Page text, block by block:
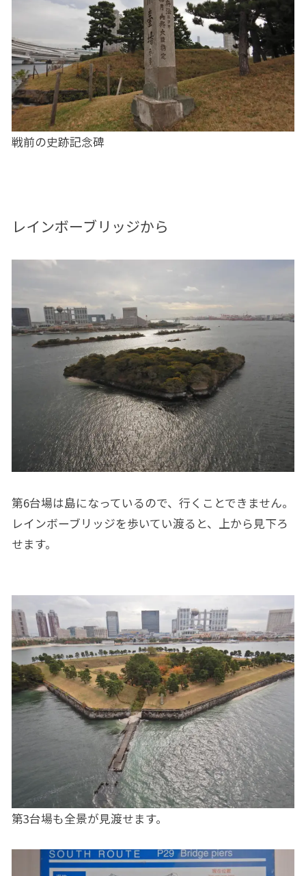
戦前の史跡記念碑
レインボーブリッジから
第6台場は島になっているので、行くことできません。
レインボーブリッジを歩いてい渡ると、上から見下ろ
せます。
第3台場も全景が見渡せます。